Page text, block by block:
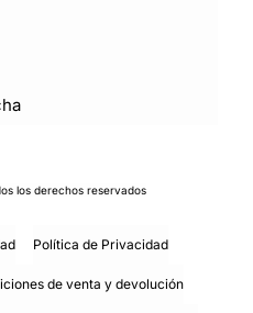
Política de Privacidad
de venta y devolución
los derechos reservados